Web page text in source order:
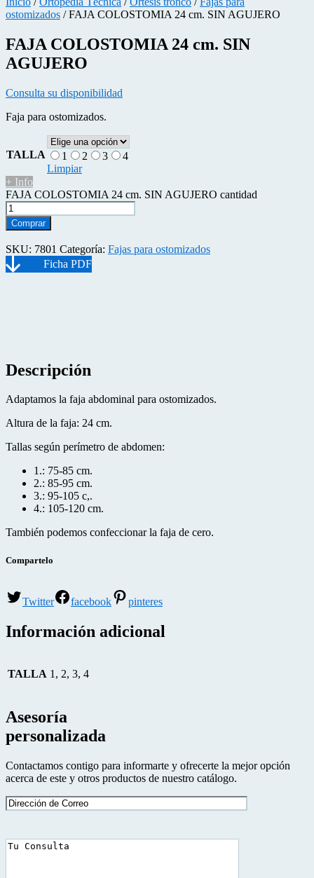
ostomizados / FAJA COLOSTOMIA 24 cm. SIN AGUJERO
FAJA COLOSTOMIA 24 cm. SIN
AGUJERO
Consulta su disponibilidad
Faja para ostomizados.
TALLA 1 2 3
4
Limpiar
+ Info
FAJA COLOSTOMIA 24 cm. SIN AGUJERO cantidad
Comprar
SKU: 7801 Categoría: Fajas para ostomizados
Descripción
Adaptamos la faja abdominal para ostomizados.
Altura de la faja: 24 cm.
Tallas según perímetro de abdomen:
1.: 75-85 cm.
2.: 85-95 cm.
3.: 95-105 c,.
4.: 105-120 cm.
También podemos confeccionar la faja de cero.
Compartelo
Twitter facebook pinteres
Información adicional
TALLA 1, 2, 3, 4
Asesoría
personalizada
Contactamos contigo para informarte y ofrecerte la mejor opción
acerca de este y otros productos de nuestro catálogo.